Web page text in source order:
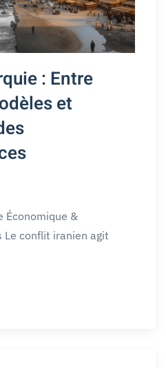
: Entre
et
Économique &
Le conflit iranien agit